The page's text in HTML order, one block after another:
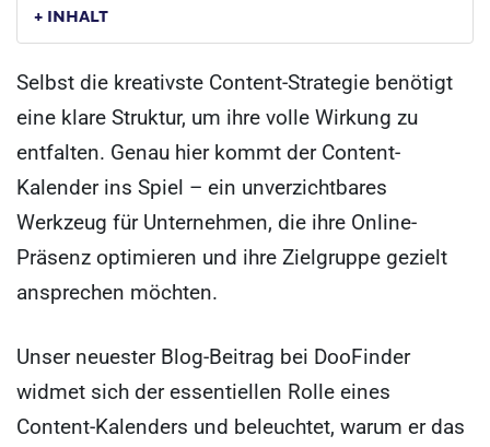
+ INHALT
Selbst die kreativste Content-Strategie benötigt
eine klare Struktur, um ihre volle Wirkung zu
entfalten. Genau hier kommt der Content-
Kalender ins Spiel – ein unverzichtbares
Werkzeug für Unternehmen, die ihre Online-
Präsenz optimieren und ihre Zielgruppe gezielt
ansprechen möchten.
Unser neuester Blog-Beitrag bei DooFinder
widmet sich der essentiellen Rolle eines
Content-Kalenders und beleuchtet, warum er das